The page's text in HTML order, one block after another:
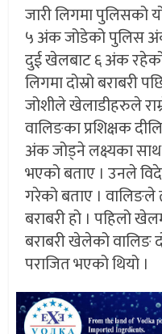
जारी लिगमा पुलिसको
५ अंक जोडेको पुलिस अंक
दुई खेलबाट ६ अंक रहेको
लिगमा दोस्रो बराबरी
जोशीले खेलाडीहरुले
वालिङका प्रशिक्षक
अंक जोड्ने लक्ष्यका
भएको बताए । उनले
गरेको बताए । वालिङले
बराबरी हो । पहिलो
बराबरी खेलेको वालिङ
पराजित भएको थियो ।